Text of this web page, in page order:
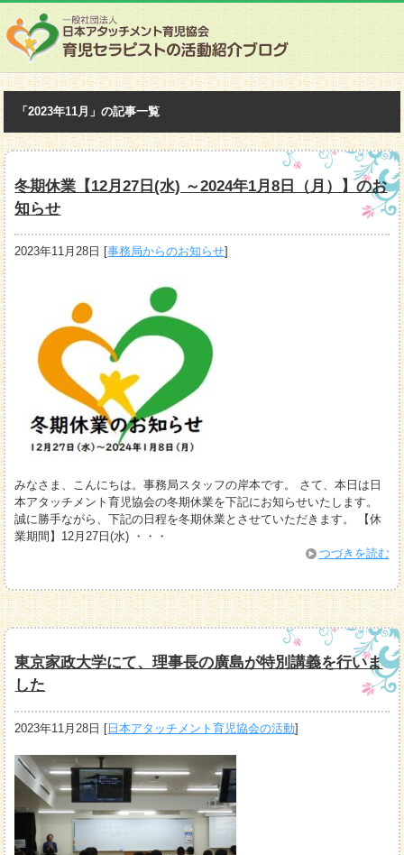
「2023年11月」の記事一覧
冬期休業【12月27日(水) ～2024年1月8日（月）】のお
知らせ
2023年11月28日 [事務局からのお知らせ]
みなさま、こんにちは。事務局スタッフの岸本です。 さて、本日は日
本アタッチメント育児協会の冬期休業を下記にお知らせいたします。
誠に勝手ながら、下記の日程を冬期休業とさせていただきます。 【休
業期間】12月27日(水) ・・・
つづきを読む
東京家政大学にて、理事長の廣島が特別講義を行いま
した
2023年11月28日 [ 日本アタッチメント育児協会の活動]